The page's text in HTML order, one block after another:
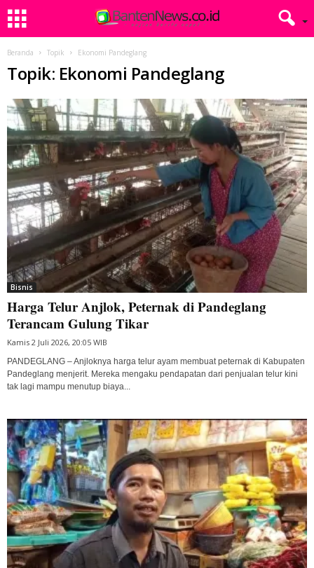
Beranda Topik Ekonomi Pandeglang
Topik: Ekonomi Pandeglang
Bisnis
Harga Telur Anjlok, Peternak di Pandeglang
Terancam Gulung Tikar
Kamis 2 Juli 2026, 20:05 WIB
PANDEGLANG – Anjloknya harga telur ayam membuat peternak di Kabupaten
Pandeglang menjerit. Mereka mengaku pendapatan dari penjualan telur kini
tak lagi mampu menutup biaya...